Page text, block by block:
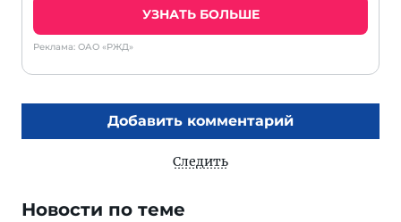
УЗНАТЬ БОЛЬШЕ
Реклама: ОАО «РЖД»
Добавить комментарий
Следить
Новости по теме